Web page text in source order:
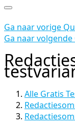
Ga naar vorige
Ga naar volgende
Alle Gratis